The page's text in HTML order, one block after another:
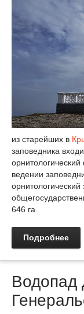
из старейших в
заповедника
ведении
орнитологический
646 га.
Подробнее
Водопад